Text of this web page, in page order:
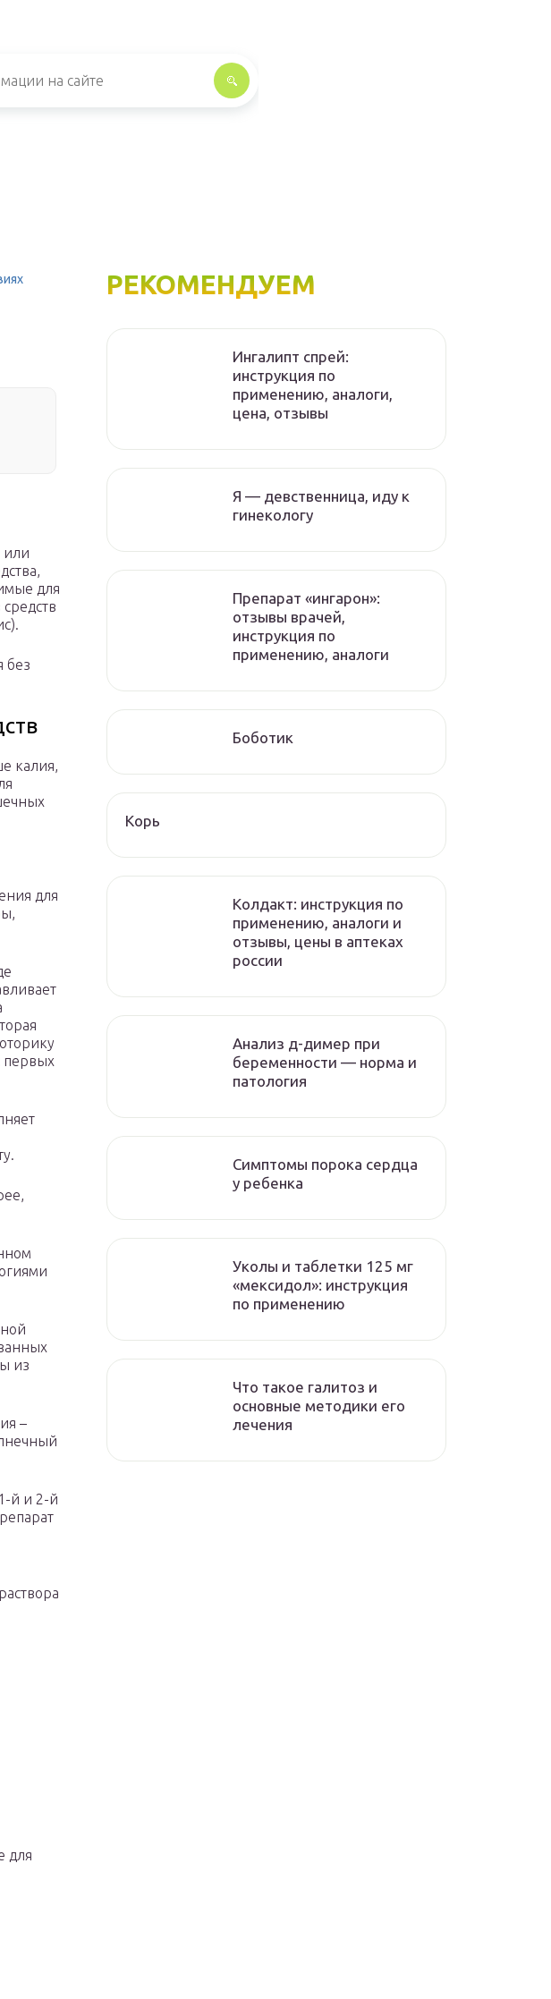
или
для
без
калия,
для
первых
из
–
й и 2-й
для
РЕКОМЕНДУЕМ
Ингалипт спрей:
инструкция по
применению, аналоги,
цена, отзывы
Я — девственница, иду к
гинекологу
Препарат «ингарон»:
отзывы врачей,
инструкция по
применению, аналоги
Боботик
Корь
Колдакт: инструкция по
применению, аналоги и
отзывы, цены в аптеках
россии
Анализ д-димер при
беременности — норма и
патология
Симптомы порока сердца
у ребенка
Уколы и таблетки 125 мг
«мексидол»: инструкция
по применению
Что такое галитоз и
основные методики его
лечения